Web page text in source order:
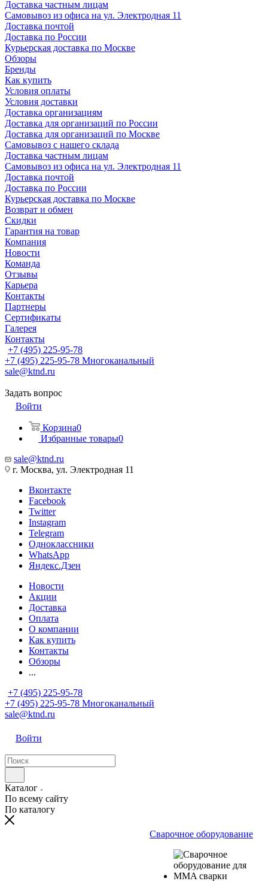
Доставка частным лицам
Самовывоз из офиса на ул. Электродная 11
Доставка почтой
Доставка по России
Курьерская доставка по Москве
Обзоры
Бренды
Как купить
Условия оплаты
Условия доставки
Доставка организациям
Доставка для организаций по России
Доставка для организаций по Москве
Самовывоз с нашего склада
Доставка частным лицам
Самовывоз из офиса на ул. Электродная 11
Доставка почтой
Доставка по России
Курьерская доставка по Москве
Возврат и обмен
Скидки
Гарантия на товар
Компания
Новости
Команда
Отзывы
Карьера
Контакты
Партнеры
Сертификаты
Галерея
Контакты
+7 (495) 225-95-78
+7 (495) 225-95-78 Многоканальный
sale@ktnd.ru
Задать вопрос
Войти
Корзина0
Избранные товары0
sale@ktnd.ru
г. Москва, ул. Электродная 11
Вконтакте
Facebook
Twitter
Instagram
Telegram
Одноклассники
WhatsApp
Яндекс.Дзен
Новости
Акции
Доставка
Оплата
О компании
Как купить
Контакты
Обзоры
...
+7 (495) 225-95-78
+7 (495) 225-95-78 Многоканальный
sale@ktnd.ru
Войти
Каталог
По всему сайту
По каталогу
Сварочное оборудование